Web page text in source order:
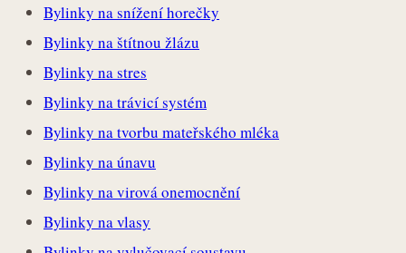
Bylinky na snížení horečky
Bylinky na štítnou žlázu
Bylinky na stres
Bylinky na trávicí systém
Bylinky na tvorbu mateřského mléka
Bylinky na únavu
Bylinky na virová onemocnění
Bylinky na vlasy